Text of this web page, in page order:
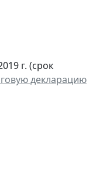
г. (срок
декларацию